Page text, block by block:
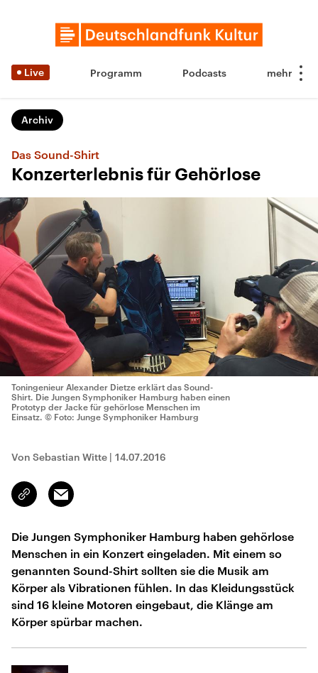
Live Programm Podcasts
Archiv
Das Sound-Shirt
Konzerterlebnis für Gehörlose
Toningenieur Alexander Dietze erklärt das Sound-
Shirt. Die Jungen Symphoniker Hamburg haben einen
Prototyp der Jacke für gehörlose Menschen im
Einsatz. © Foto: Junge Symphoniker Hamburg
Von Sebastian Witte | 14.07.2016
Link
kopieren/teilen
Email
Die Jungen Symphoniker Hamburg haben gehörlose
Menschen in ein Konzert eingeladen. Mit einem so
genannten Sound-Shirt sollten sie die Musik am
Körper als Vibrationen fühlen. In das Kleidungsstück
sind 16 kleine Motoren eingebaut, die Klänge am
Körper spürbar machen.